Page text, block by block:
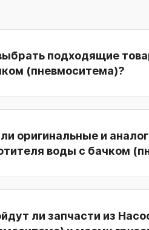
подходящие
(пневмоситема)?
оригинальные и
воды с бачком
ли запчасти из